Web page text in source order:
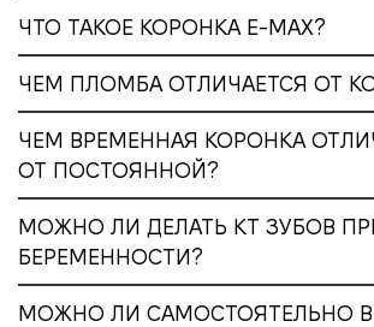
ЧТО ТАКОЕ КОРОНКА E-MAX?
ЧЕМ ПЛОМБА ОТЛИЧАЕТСЯ ОТ
ЧЕМ ВРЕМЕННАЯ КОРОНКА
ОТ ПОСТОЯННОЙ?
МОЖНО ЛИ ДЕЛАТЬ КТ ЗУБОВ
БЕРЕМЕННОСТИ?
МОЖНО ЛИ САМОСТОЯТЕЛЬНО